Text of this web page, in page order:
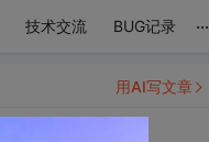
技术交流 BUG记录 ...
用AI写文章